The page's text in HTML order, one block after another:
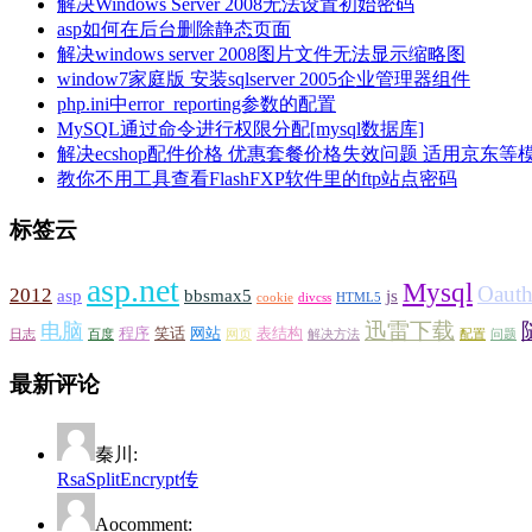
解决Windows Server 2008无法设置初始密码
asp如何在后台删除静态页面
解决windows server 2008图片文件无法显示缩略图
window7家庭版 安装sqlserver 2005企业管理器组件
php.ini中error_reporting参数的配置
MySQL通过命令进行权限分配[mysql数据库]
解决ecshop配件价格 优惠套餐价格失效问题 适用京东等
教你不用工具查看FlashFXP软件里的ftp站点密码
标签云
2012 asp asp.net bbsmax5 cookie divcss HTML5 js Mysql Oauth
日志 电脑 百度 程序 笑话 网站 网页 表结构 解决方法 迅雷下载 配置 问题
最新评论
秦川:
RsaSplitEncrypt传
Aocomment: